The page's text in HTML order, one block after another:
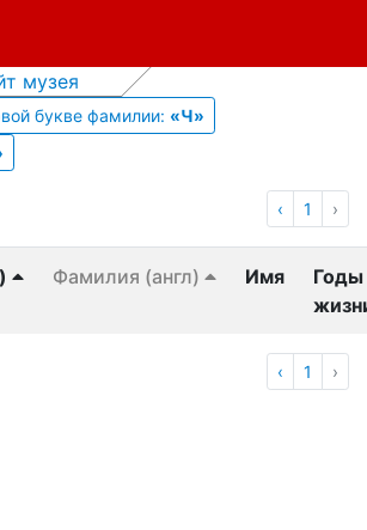
музея
букве фамилии: «Ч»
‹ 1 ›
Фамилия (англ) Имя
Годы
‹ 1 ›